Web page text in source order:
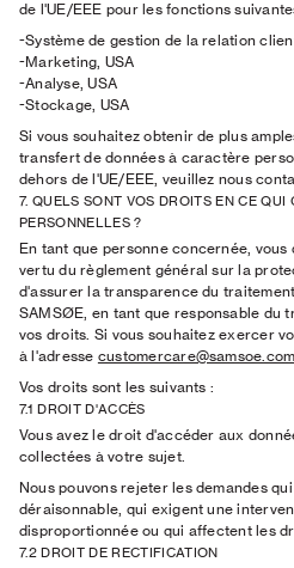
de l'UE/EEE pour les fonctions
-Système de gestion de la relation
-Marketing, USA
-Analyse, USA
-Stockage, USA
Si vous souhaitez obtenir de plus
transfert de données à caractère
dehors de l'UE/EEE, veuillez nous
7. QUELS SONT VOS DROITS EN CE QUI
PERSONNELLES ?
En tant que personne concernée,
vertu du règlement général sur la
d'assurer la transparence du
SAMSØE, en tant que responsable du
vos droits. Si vous souhaitez exercer
à l'adresse
Vos droits sont les suivants :
7.1 DROIT D'ACCÈS
Vous avez le droit d'accéder aux
collectées à votre sujet.
Nous pouvons rejeter les demandes
déraisonnable, qui exigent une
disproportionnée ou qui affectent les
7.2 DROIT DE RECTIFICATION